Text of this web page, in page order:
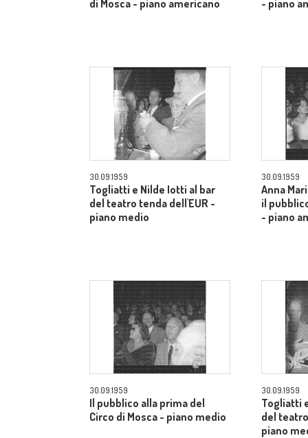
di Mosca - piano americano - piano
30.09.1959
Togliatti e Nilde Iotti al bar
del teatro tenda dell'EUR -
piano medio
30.09.1959
Anna
il
- piano
30.09.1959
Il pubblico alla prima del
Circo di Mosca - piano medio
30.09.1959
Togliatti
del
piano